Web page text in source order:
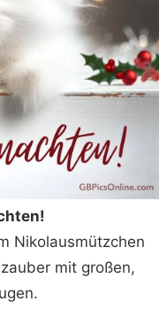
Nikolausmützchen
mit großen,